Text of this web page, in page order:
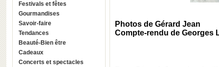
Festivals et fêtes
Gourmandises
Savoir-faire
Tendances
Beauté-Bien être
Cadeaux
Concerts et spectacles
Photos de Gérard Jean
Compte-rendu de Georges